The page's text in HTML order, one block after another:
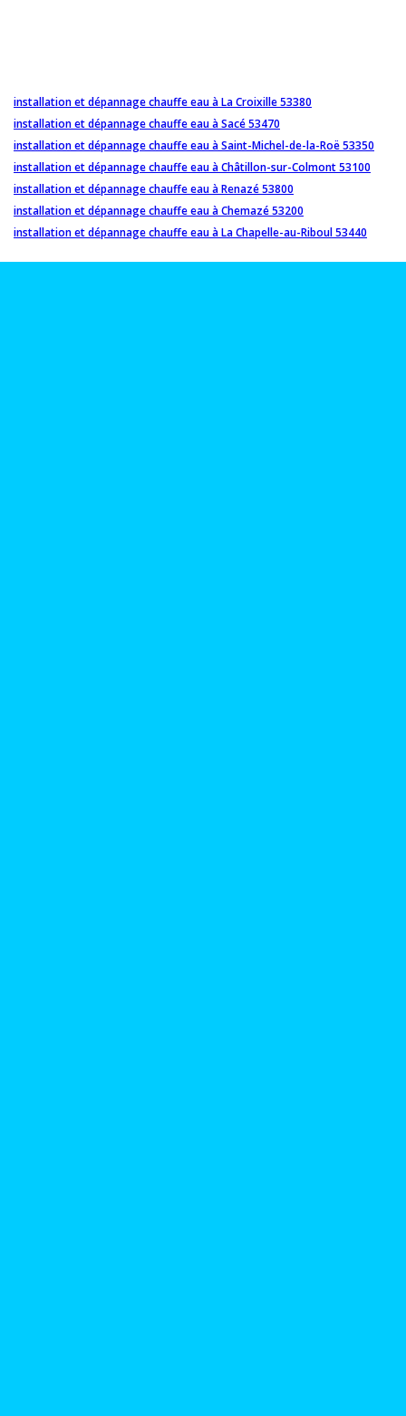
installation et dépannage chauffe eau à La Croixille 53380
installation et dépannage chauffe eau à Sacé 53470
installation et dépannage chauffe eau à Saint-Michel-de-la-Roë 53350
installation et dépannage chauffe eau à Châtillon-sur-Colmont 53100
installation et dépannage chauffe eau à Renazé 53800
installation et dépannage chauffe eau à Chemazé 53200
installation et dépannage chauffe eau à La Chapelle-au-Riboul 53440